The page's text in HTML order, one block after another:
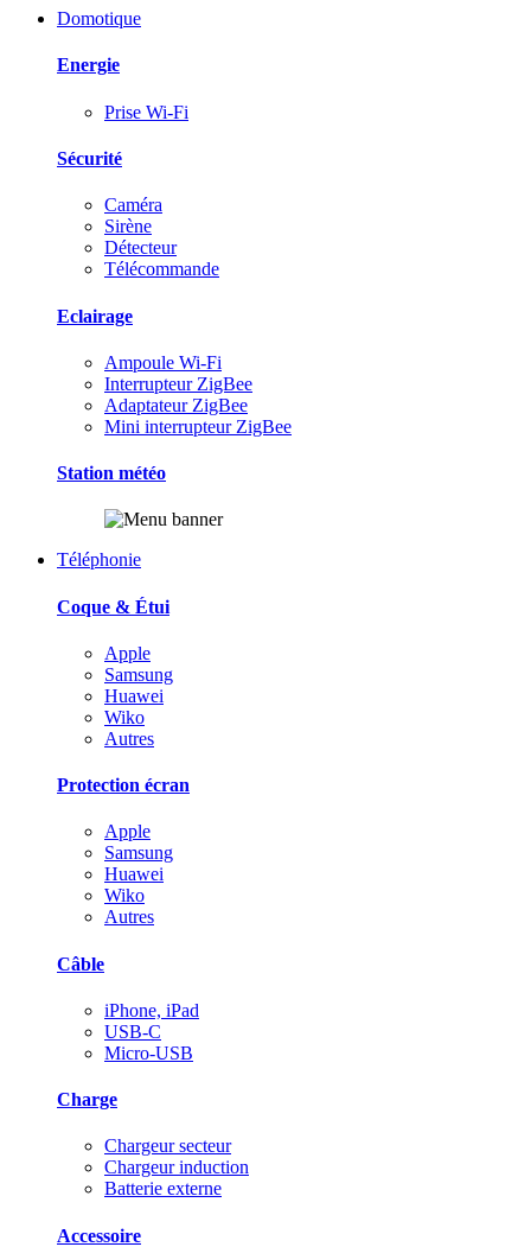
Domotique
Energie
Prise Wi-Fi
Sécurité
Caméra
Sirène
Détecteur
Télécommande
Eclairage
Ampoule Wi-Fi
Interrupteur ZigBee
Adaptateur ZigBee
Mini interrupteur ZigBee
Station météo
Téléphonie
Coque & Étui
Apple
Samsung
Huawei
Wiko
Autres
Protection écran
Apple
Samsung
Huawei
Wiko
Autres
Câble
iPhone, iPad
USB-C
Micro-USB
Charge
Chargeur secteur
Chargeur induction
Batterie externe
Accessoire